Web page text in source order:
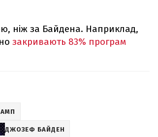
ніж за Байдена. Наприклад,
закривають 83% програм
ДЖОЗЕФ БАЙДЕН